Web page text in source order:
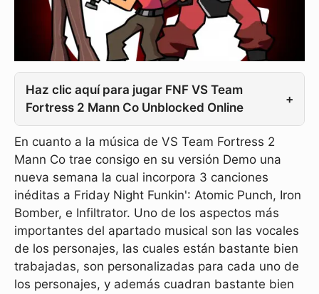
Haz clic aquí para jugar FNF VS Team
Fortress 2 Mann Co Unblocked Online
+
En cuanto a la música de VS Team Fortress 2
Mann Co trae consigo en su versión Demo una
nueva semana la cual incorpora 3 canciones
inéditas a Friday Night Funkin': Atomic Punch, Iron
Bomber, e Infiltrator. Uno de los aspectos más
importantes del apartado musical son las vocales
de los personajes, las cuales están bastante bien
trabajadas, son personalizadas para cada uno de
los personajes, y además cuadran bastante bien